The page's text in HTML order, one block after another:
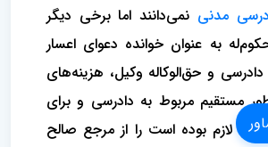
مدنی نمی‌دانند اما برخی دیگر
به عنوان خوانده دعوای اعسار
دادرسی و حق‌الوکاله وکیل، هزینه‌های
مستقیم مربوط به دادرسی و برای
لازم بوده است را از مرجع صالح